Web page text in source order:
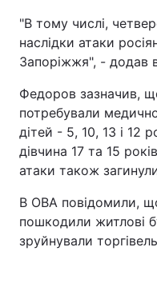
"В тому числі,
наслідки атаки
Запоріжжя", - додав
Федоров зазначив,
потребували
дітей - 5, 10, 13 і 12
дівчина 17 та 15
атаки також
В ОВА повідомили,
пошкодили житлові
зруйнували